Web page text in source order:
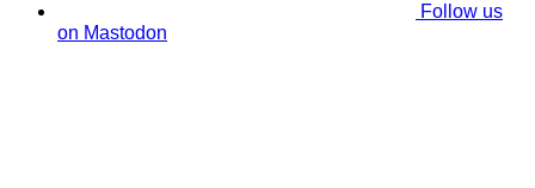
Follow us
on Mastodon